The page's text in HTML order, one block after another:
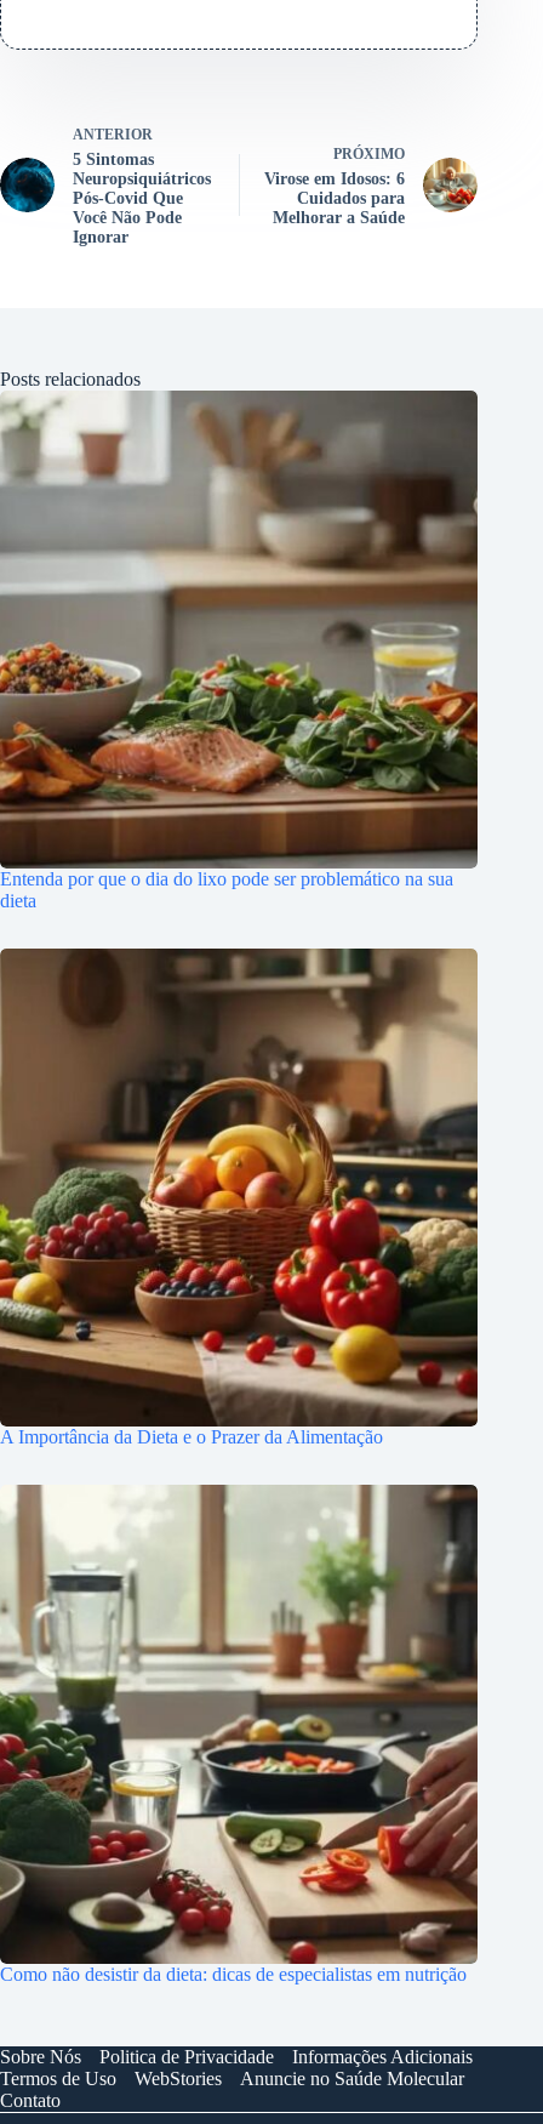
ANTERIOR
5 Sintomas
Neuropsiquiátricos
Pós-Covid Que
Você Não Pode
Ignorar
PRÓXIMO
Virose em Idosos: 6
Cuidados para
Melhorar a Saúde
Posts relacionados
Entenda por que o dia do lixo pode ser problemático na sua
dieta
A Importância da Dieta e o Prazer da Alimentação
Como não desistir da dieta: dicas de especialistas em nutrição
Sobre Nós Politica de Privacidade
Informações Adicionais
Termos de Uso
WebStories
Anuncie no Saúde Molecular
Contato